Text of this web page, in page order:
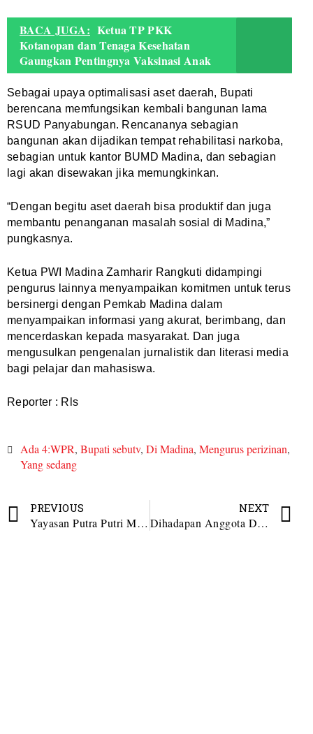
BACA JUGA: Ketua TP PKK
Kotanopan dan Tenaga Kesehatan
Gaungkan Pentingnya Vaksinasi Anak
Sebagai upaya optimalisasi aset daerah, Bupati
berencana memfungsikan kembali bangunan lama
RSUD Panyabungan. Rencananya sebagian
bangunan akan dijadikan tempat rehabilitasi narkoba,
sebagian untuk kantor BUMD Madina, dan sebagian
lagi akan disewakan jika memungkinkan.
“Dengan begitu aset daerah bisa produktif dan juga
membantu penanganan masalah sosial di Madina,”
pungkasnya.
Ketua PWI Madina Zamharir Rangkuti didampingi
pengurus lainnya menyampaikan komitmen untuk terus
bersinergi dengan Pemkab Madina dalam
menyampaikan informasi yang akurat, berimbang, dan
mencerdaskan kepada masyarakat. Dan juga
mengusulkan pengenalan jurnalistik dan literasi media
bagi pelajar dan mahasiswa.
Reporter : Rls
Ada 4:WPR, Bupati sebutv, Di Madina, Mengurus perizinan,
Yang sedang
PREVIOUS
Yayasan Putra Putri Madina Sukses Gelar Grand Final Pemilihan Putra Putri Madina 2026
NEXT
Dihadapan Anggota DPRD Sumut, Bupati Madina Keluhkan Pemotongan Angggaran dari Pusat